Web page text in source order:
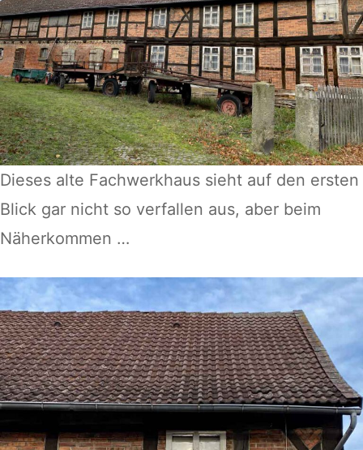
Dieses alte Fachwerkhaus sieht auf den ersten
Blick gar nicht so verfallen aus, aber beim
Näherkommen …